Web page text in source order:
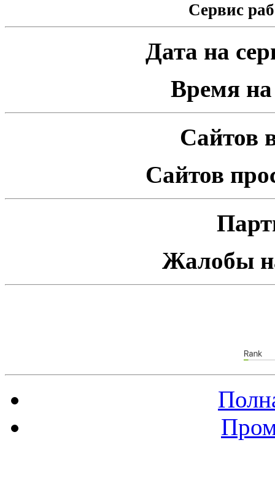
Сервис
Дата на
Время на
Сайтов
Сайтов
Жалобы